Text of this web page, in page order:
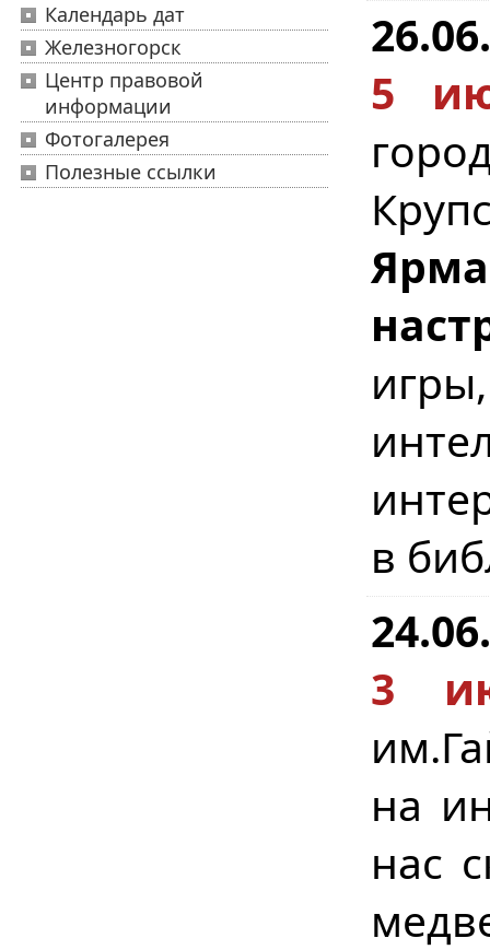
Календарь дат
Железногорск
Центр правовой
информации
Фотогалерея
Полезные ссылки
5
в
3
на
нас